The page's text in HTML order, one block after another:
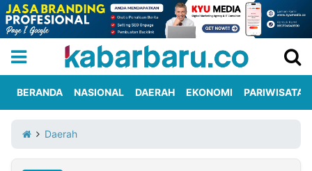
Iklan
Berita
Kami
BERANDA NASIONAL DAERAH EKONOMI PARIWISATA
Daerah